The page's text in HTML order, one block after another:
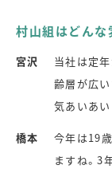
村山組はどんな
宮沢
当社は定
齢層が広
気あいあい
橋本
今年は19
ますね。3